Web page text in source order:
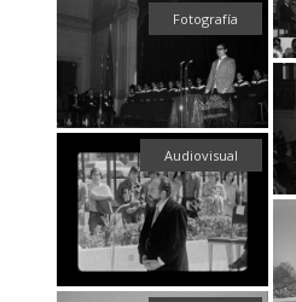
Fotografía
Audiovisual